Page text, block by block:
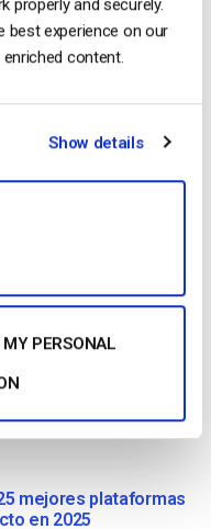
properly and securely.
best experience on our
content.
Show details
PERSONAL
mejores plataformas
en 2025